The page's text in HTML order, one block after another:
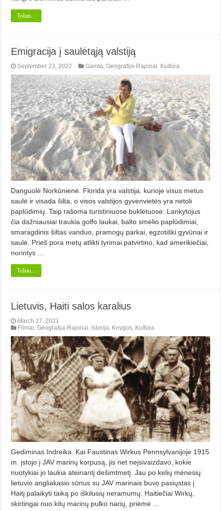
Toliau...
Emigracija į saulėtąją valstiją
September 23, 2022 Gamta,Geografija-Rajonai, Kultūra
Danguolė Norkūnienė. Florida yra valstija, kurioje visus metus
saulė ir visada šilta, o visos vals­tijos gyvenvietės yra netoli
paplūdimių. Taip rašoma turistiniuose bukletuose. Lankytojus
čia dažniausiai traukia golfo laukai, balto smėlio paplūdimiai,
smaragdinis šiltas vanduo, pramogų parkai, egzotiški gyvūnai ir
saulė. Prieš pora metų atlikti tyrimai pa­tvirtino, kad amerikiečiai,
norintys …
Toliau...
Lietuvis, Haiti salos karalius
March 27, 2021
Filmai ,Geografija-Rajonai Istorija Knygos Kultūra
Gediminas Indreika. Kai Faustinas Wirkus Pennsylvanijoje 1915
m. įstojo į JAV marinų korpusą, jis net neįsivaizdavo, kokie
nuotykiai jo laukia ateinantį dešimtmetį. Jau po kelių mėnesių
lietuvio angliakasio sūnus su JAV marinais buvo pasiųstas į
Haitį palaikyti taiką po iškilusių neramumų. Haitiečiai Wirkų,
skirtingai nuo kitų marinų pulko narių, priėmė …